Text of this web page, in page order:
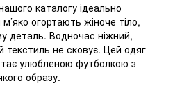
каталогу ідеально
огортають жіноче тіло,
деталь. Водночас ніжний,
текстиль не сковує. Цей одяг
улюбленою футболкою з
образу.